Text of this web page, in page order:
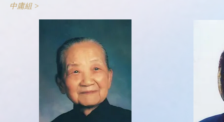
中庸組 >